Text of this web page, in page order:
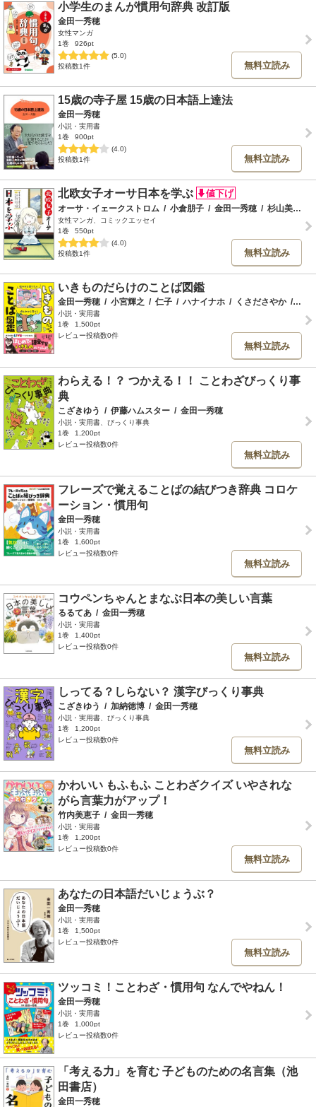
小学生のまんが慣用句辞典 改訂版
金田一秀穂
女性マンガ
1巻
926pt
(5.0)
投稿数1件
無料立読み
15歳の寺子屋 15歳の日本語上達法
金田一秀穂
小説・実用書
1巻
900pt
(4.0)
投稿数1件
無料立読み
北欧女子オーサ日本を学ぶ
オーサ・イェークストロム / 小倉朋子 / 金田一秀穂 / 杉山美奈子
女性マンガ、コミックエッセイ
1巻
550pt
(4.0)
投稿数1件
無料立読み
いきものだらけのことば図鑑
金田一秀穂 / 小宮輝之 / 仁子 / ハナイナホ / くさださやか / 下間
小説・実用書
1巻
1,500pt
レビュー投稿数0件
無料立読み
わらえる！？ つかえる！！ ことわざびっくり事
典
こざきゆう / 伊藤ハムスター / 金田一秀穂
小説・実用書、びっくり事典
1巻
1,200pt
レビュー投稿数0件
無料立読み
フレーズで覚えることばの結びつき辞典 コロケ
ーション・慣用句
金田一秀穂
小説・実用書
1巻
1,600pt
レビュー投稿数0件
無料立読み
コウペンちゃんとまなぶ日本の美しい言葉
るるてあ / 金田一秀穂
小説・実用書
1巻
1,400pt
レビュー投稿数0件
無料立読み
しってる？しらない？ 漢字びっくり事典
こざきゆう / 加納徳博 / 金田一秀穂
小説・実用書、びっくり事典
1巻
1,200pt
レビュー投稿数0件
無料立読み
かわいい もふもふ ことわざクイズ いやされな
がら言葉力がアップ！
竹内美恵子 / 金田一秀穂
小説・実用書
1巻
1,200pt
レビュー投稿数0件
無料立読み
あなたの日本語だいじょうぶ？
金田一秀穂
小説・実用書
1巻
1,500pt
レビュー投稿数0件
無料立読み
ツッコミ！ことわざ・慣用句 なんでやねん！
金田一秀穂
小説・実用書
1巻
1,000pt
レビュー投稿数0件
「考える力」を育む 子どものための名言集（池
田書店）
金田一秀穂